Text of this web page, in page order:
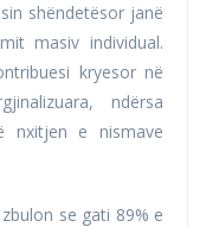
shëndetësor janë
masiv individual.
kryesor në
ndërsa
nxitjen e nismave
se gati 89% e